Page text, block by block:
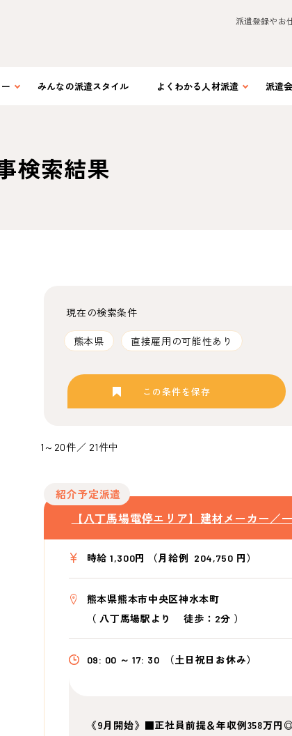
派遣登録やお
みんなの派遣スタイル よくわかる 人材派遣 派遣
検索結果
現在の検索条件
熊本県 直接雇用の可能性あり
この条件を保存
1～20件／ 21件中
紹介予定派遣
【八丁馬場電停エリア】建材メーカー／
時給 1,300円 （月給例 204,750 円）
熊本県熊本市中央区神水本町
（八丁馬場駅より徒歩：2分 ）
09: 00 ～ 17: 30 （土日祝日お休み）
《9月開始》■正社員前提＆年収例358万